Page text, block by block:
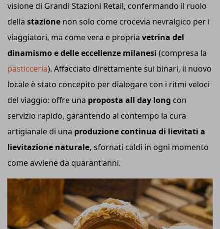
visione di Grandi Stazioni Retail, confermando il ruolo
della stazione non solo come crocevia nevralgico per i
viaggiatori, ma come vera e propria vetrina del
dinamismo e delle eccellenze milanesi (compresa la
pasticceria). Affacciato direttamente sui binari, il nuovo
locale è stato concepito per dialogare con i ritmi veloci
del viaggio: offre una proposta all day long con
servizio rapido, garantendo al contempo la cura
artigianale di una produzione continua di lievitati a
lievitazione naturale, sfornati caldi in ogni momento
come avviene da quarant'anni.